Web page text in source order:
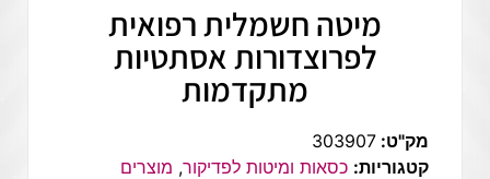
מיטה חשמלית רפואית
לפרוצדורות אסתטיות
מתקדמות
מק"ט: 303907
קטגוריות: כסאות ומיטות לפדיקור, מוצרים